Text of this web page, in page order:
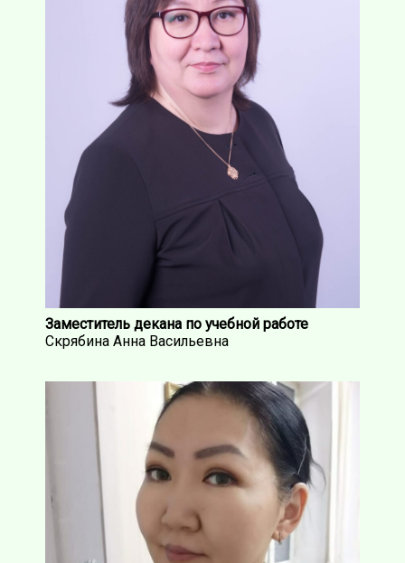
Заместитель декана по учебной работе
Скрябина Анна Васильевна